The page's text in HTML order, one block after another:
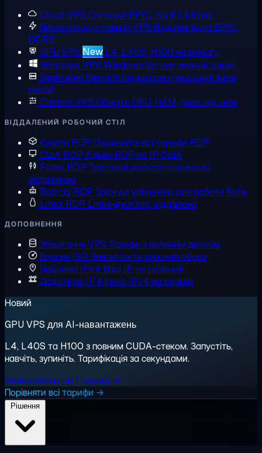
Cloud VPS Спільний EPYC, від $2,48/міс
Високопродуктивний VPS Виділені ядра EPYC,
DDR5
GPU VPS New L4, L40S, H100 на вимогу
Windows VPS Windows Server, повний адмін
Dedicated Servers Однокористувацький bare
metal
Custom VPS Оберіть CPU, RAM, диск під себе
ВІДДАЛЕНИЙ РОБОЧИЙ СТІЛ
Купити RDP Порівняйте всі тарифи RDP
США RDP Адмін-RDP на IP США
Forex RDP Торговий десктоп з низькою
затримкою
Botting RDP Завжди увімкнено для роботи ботів
Linux RDP Linux-десктоп, віддалено
ДОПОВНЕННЯ
Зберігання VPS Тарифи з великим диском
Власне ISO Завантажте власний образ
Виділена IPv4 Ваш IP, не спільний
Додаткові IP Кілька IPv4 на сервер
Новий
GPU VPS для AI-навантажень
L4, L40S та H100 з повним CUDA-стеком. Запустіть,
навчіть, зупиніть. Тарифікація за секундами.
Безкоштовно на 1 годину →
Порівняти всі тарифи →